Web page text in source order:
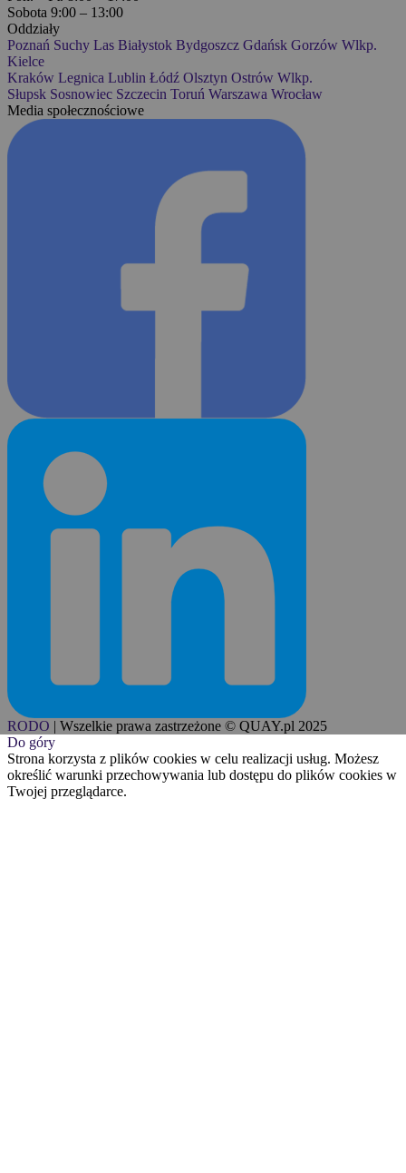
Sobota 9:00 – 13:00
Oddziały
Poznań Suchy Las Białystok Bydgoszcz Gdańsk Gorzów Wlkp.
Kielce
Kraków Legnica Lublin Łódź Olsztyn Ostrów Wlkp.
Słupsk Sosnowiec Szczecin Toruń Warszawa Wrocław
Media społecznościowe
RODO | Wszelkie prawa zastrzeżone © QUAY.pl 2025
Do góry
Strona korzysta z plików cookies w celu realizacji usług. Możesz
określić warunki przechowywania lub dostępu do plików cookies w
Twojej przeglądarce.